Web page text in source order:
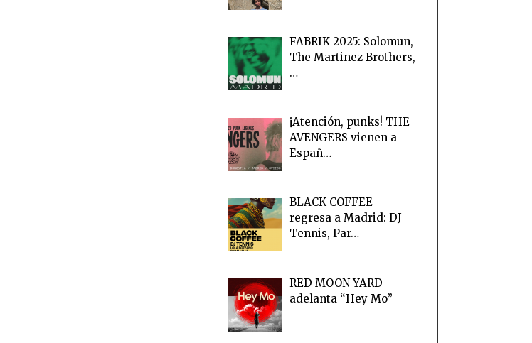
FABRIK 2025: Solomun,
The Martinez Brothers,
…
¡Atención, punks! THE
AVENGERS vienen a
Españ…
BLACK COFFEE
regresa a Madrid: DJ
Tennis, Par…
RED MOON YARD
adelanta “Hey Mo”